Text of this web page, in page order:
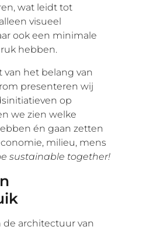
wat leidt tot
visueel
ook een minimale
hebben.
van het belang van
presenteren wij
op
we zien welke
én gaan zetten
milieu, mens
sustainable together!
de architectuur van